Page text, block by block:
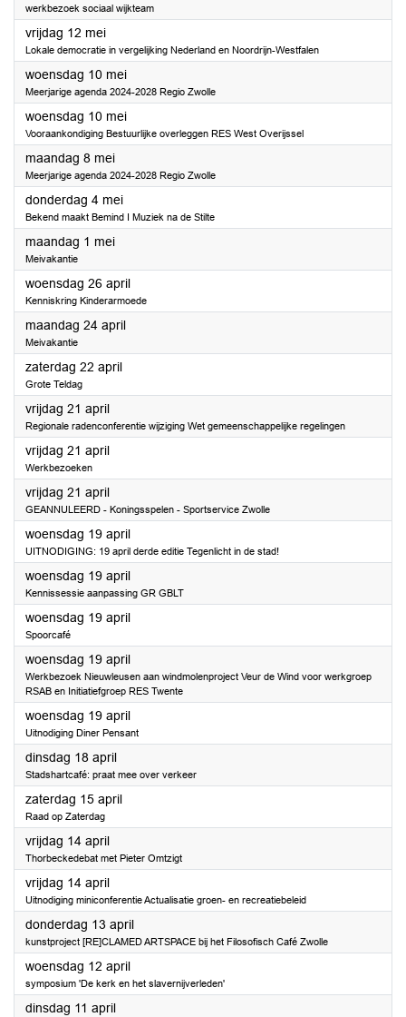
werkbezoek sociaal wijkteam
vrijdag 12 mei2023
Lokale democratie in vergelijking Nederland en Noordrijn-Westfalen
woensdag 10 mei2023
Meerjarige agenda 2024-2028 Regio Zwolle
woensdag 10 mei2023
Vooraankondiging Bestuurlijke overleggen RES West Overijssel
maandag 8 mei2023
Meerjarige agenda 2024-2028 Regio Zwolle
donderdag 4 mei2023
Bekend maakt Bemind I Muziek na de Stilte
maandag 1 mei2023
Meivakantie
woensdag 26 april2023
Kenniskring Kinderarmoede
maandag 24 april2023
Meivakantie
zaterdag 22 april2023
Grote Teldag
vrijdag 21 april2023
Regionale radenconferentie wijziging Wet gemeenschappelijke regelingen
vrijdag 21 april2023
Werkbezoeken
vrijdag 21 april2023
GEANNULEERD - Koningsspelen - Sportservice Zwolle
woensdag 19 april2023
UITNODIGING: 19 april derde editie Tegenlicht in de stad!
woensdag 19 april2023
Kennissessie aanpassing GR GBLT
woensdag 19 april2023
Spoorcafé
woensdag 19 april2023
Werkbezoek Nieuwleusen aan windmolenproject Veur de Wind voor werkgroep
RSAB en Initiatiefgroep RES Twente
woensdag 19 april2023
Uitnodiging Diner Pensant
dinsdag 18 april2023
Stadshartcafé: praat mee over verkeer
zaterdag 15 april2023
Raad op Zaterdag
vrijdag 14 april2023
Thorbeckedebat met Pieter Omtzigt
vrijdag 14 april2023
Uitnodiging miniconferentie Actualisatie groen- en recreatiebeleid
donderdag 13 april2023
kunstproject [RE]CLAMED ARTSPACE bij het Filosofisch Café Zwolle
woensdag 12 april2023
symposium 'De kerk en het slavernijverleden'
dinsdag 11 april2023